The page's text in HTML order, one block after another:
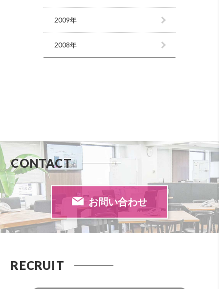
2009年
2008年
CONTACT
お問い合わせ
RECRUIT